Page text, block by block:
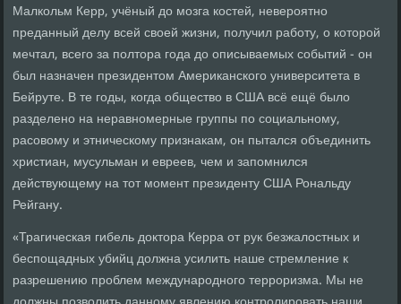
Малкольм Керр, учёный до мозга костей, невероятно
преданный делу всей своей жизни, получил работу, о которой
мечтал, всего за полтора года до описываемых событий - он
был назначен президентом Американского университета в
Бейруте. В те годы, когда общество в США всё ещё было
разделено на неравномерные группы по социальному,
расовому и этническому признакам, он пытался объединить
христиан, мусульман и евреев, чем и запомнился
действующему на тот момент президенту США Рональду
Рейгану.
«Трагическая гибель доктора Керра от рук безжалостных и
беспощадных убийц должна усилить наше стремление к
разрешению проблем международного терроризма. Мы не